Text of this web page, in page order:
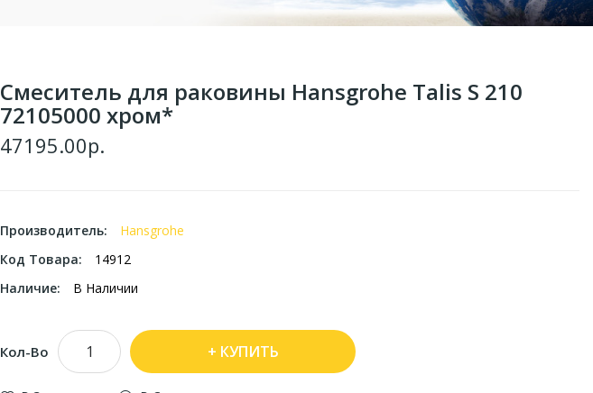
Смеситель для раковины Hansgrohe Talis S 210
72105000 хром*
47195.00р.
Производитель:
Hansgrohe
Код Товара:
14912
Наличие:
В Наличии
Кол-Во КУПИТЬ